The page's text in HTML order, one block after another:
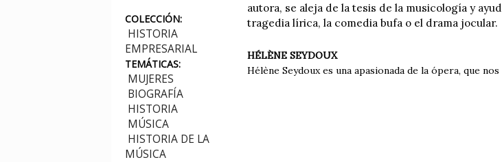
COLECCIÓN:
HISTORIA
EMPRESARIAL
TEMÁTICAS:
MUJERES
BIOGRAFÍA
HISTORIA
MÚSICA
HISTORIA DE LA
MÚSICA
autora, se aleja de la tesis de la musicología y
tragedia lírica, la comedia bufa o el drama jocular.
HÉLÈNE SEYDOUX
Hélène Seydoux es una apasionada de la ópera, que